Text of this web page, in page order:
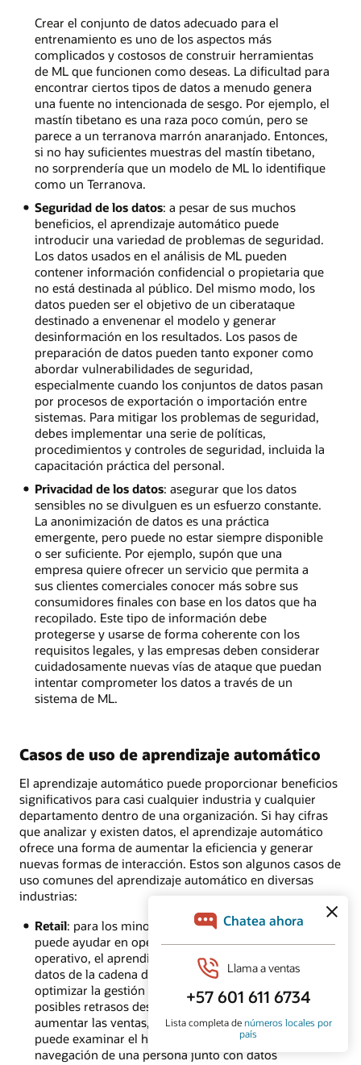
Crear el conjunto de datos adecuado para el
entrenamiento es uno de los aspectos más
complicados y costosos de construir herramientas
de ML que funcionen como deseas. La dificultad para
encontrar ciertos tipos de datos a menudo genera
una fuente no intencionada de sesgo. Por ejemplo, el
mastín tibetano es una raza poco común, pero se
parece a un terranova marrón anaranjado. Entonces,
si no hay suficientes muestras del mastín tibetano,
no sorprendería que un modelo de ML lo identifique
como un Terranova.
Seguridad de los datos: a pesar de sus muchos
beneficios, el aprendizaje automático puede
introducir una variedad de problemas de seguridad.
Los datos usados en el análisis de ML pueden
contener información confidencial o propietaria que
no está destinada al público. Del mismo modo, los
datos pueden ser el objetivo de un ciberataque
destinado a envenenar el modelo y generar
desinformación en los resultados. Los pasos de
preparación de datos pueden tanto exponer como
abordar vulnerabilidades de seguridad,
especialmente cuando los conjuntos de datos pasan
por procesos de exportación o importación entre
sistemas. Para mitigar los problemas de seguridad,
debes implementar una serie de políticas,
procedimientos y controles de seguridad, incluida la
capacitación práctica del personal.
Privacidad de los datos: asegurar que los datos
sensibles no se divulguen es un esfuerzo constante.
La anonimización de datos es una práctica
emergente, pero puede no estar siempre disponible
o ser suficiente. Por ejemplo, supón que una
empresa quiere ofrecer un servicio que permita a
sus clientes comerciales conocer más sobre sus
consumidores finales con base en los datos que ha
recopilado. Este tipo de información debe
protegerse y usarse de forma coherente con los
requisitos legales, y las empresas deben considerar
cuidadosamente nuevas vías de ataque que puedan
intentar comprometer los datos a través de un
sistema de ML.
Casos de uso de aprendizaje automático
El aprendizaje automático puede proporcionar beneficios
significativos para casi cualquier industria y cualquier
departamento dentro de una organización. Si hay cifras
que analizar y existen datos, el aprendizaje automático
ofrece una forma de aumentar la eficiencia y generar
nuevas formas de interacción. Estos son algunos casos de
uso comunes del aprendizaje automático en diversas
industrias:
Retail: para los minoristas, el aprendizaje automático
puede ayudar en operaciones, ventas y más. A nivel
operativo, el aprendizaje automático puede analizar
datos de la cadena de suministro para ayudar a
optimizar la gestión de inventarios e identificar
posibles retrasos desde el inicio. Para ayudar a
aumentar las ventas, el aprendizaje automático
puede examinar el historial de búsqueda y
navegación de una persona junto con datos